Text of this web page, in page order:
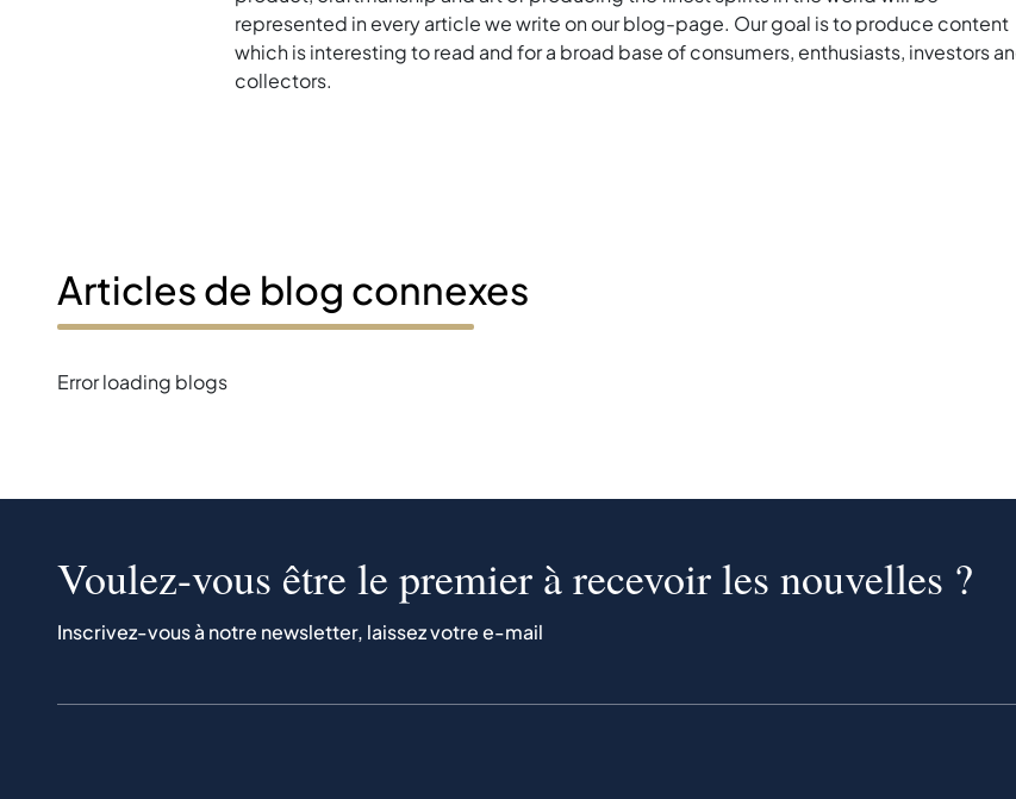
represented in every article we write on our blog-page. Our goal is to produce content
which is interesting to read and for a broad base of consumers, enthusiasts, investors
collectors.
Articles de blog connexes
Error loading blogs
Voulez-vous être le premier à recevoir les nouvelles ?
Inscrivez-vous à notre newsletter, laissez votre e-mail